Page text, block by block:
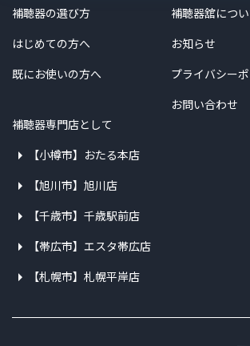
補聴器の選び方
はじめての方へ
既にお使いの方へ
補聴器舘につ
お知らせ
プライバシー
お問い合わせ
補聴器専門店として
【小樽市】おたる本店
【旭川市】旭川店
【千歳市】千歳駅前店
【帯広市】エスタ帯広店
【札幌市】札幌平岸店